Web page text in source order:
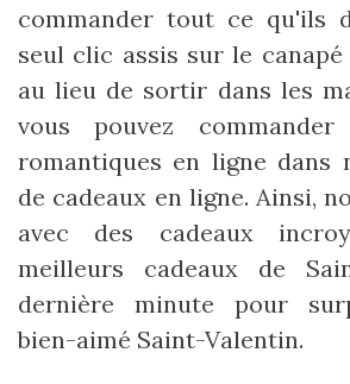
commander tout ce qu'ils
seul clic assis sur le
au lieu de sortir dans les
vous pouvez
romantiques en ligne dans
de cadeaux en ligne. Ainsi,
avec des cadeaux
meilleurs cadeaux de
dernière minute pour
bien-aimé Saint-Valentin.